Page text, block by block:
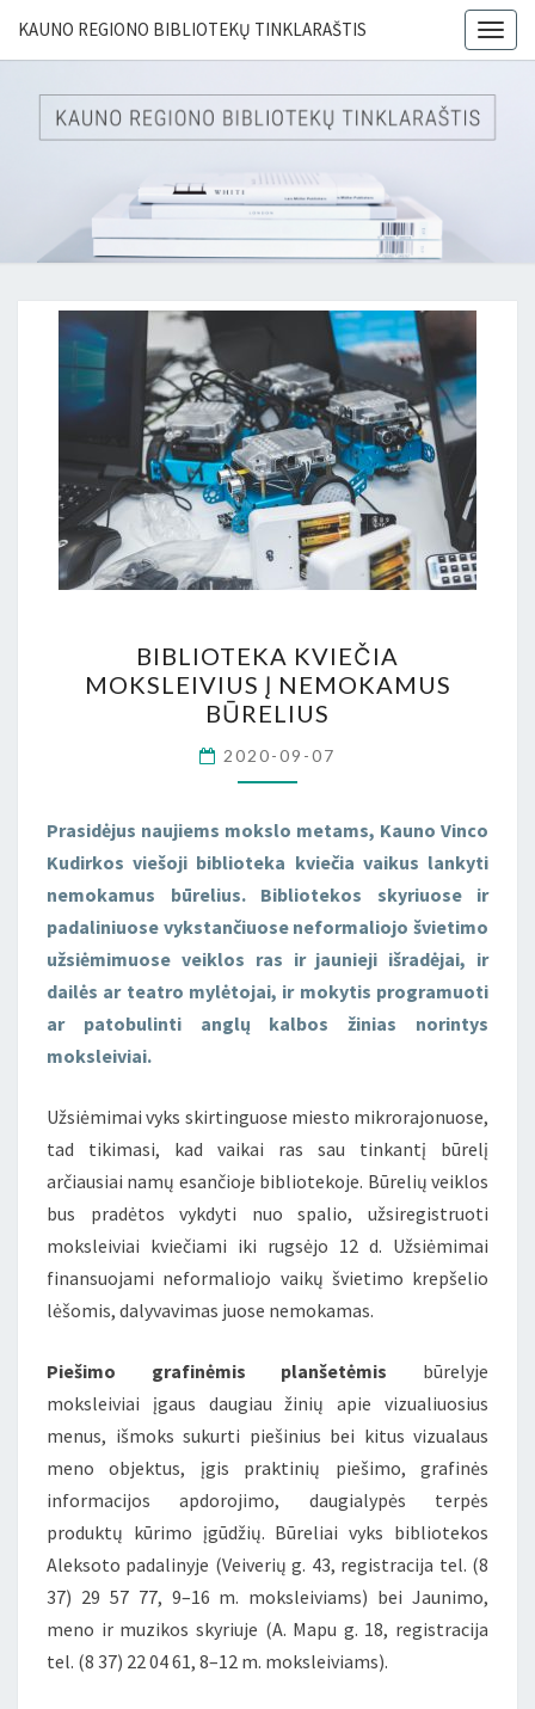
KAUNO REGIONO BIBLIOTEKŲ TINKLARAŠTIS
KVIEČIA
MOKSLEIVIUS
Į
NEMOKAMUS
BIBLIOTEKA KVIEČIA
MOKSLEIVIUS Į NEMOKAMUS
BŪRELIUS
2020-09-07
Prasidėjus naujiems mokslo metams, Kauno Vinco
Kudirkos viešoji biblioteka kviečia vaikus lankyti
nemokamus būrelius. Bibliotekos skyriuose ir
padaliniuose vykstančiuose neformaliojo švietimo
užsiėmimuose veiklos ras ir jaunieji išradėjai, ir
dailės ar teatro mylėtojai, ir mokytis programuoti
ar patobulinti anglų kalbos žinias norintys
moksleiviai.
Užsiėmimai vyks skirtinguose miesto mikrorajonuose,
tad tikimasi, kad vaikai ras sau tinkantį būrelį
arčiausiai namų esančioje bibliotekoje. Būrelių veiklos
bus pradėtos vykdyti nuo spalio, užsiregistruoti
moksleiviai kviečiami iki rugsėjo 12 d. Užsiėmimai
finansuojami neformaliojo vaikų švietimo krepšelio
lėšomis, dalyvavimas juose nemokamas.
Piešimo grafinėmis planšetėmis būrelyje
moksleiviai įgaus daugiau žinių apie vizualiuosius
menus, išmoks sukurti piešinius bei kitus vizualaus
meno objektus, įgis praktinių piešimo, grafinės
informacijos apdorojimo, daugialypės terpės
produktų kūrimo įgūdžių. Būreliai vyks bibliotekos
Aleksoto padalinyje (Veiverių g. 43, registracija tel. (8
37) 29 57 77, 9–16 m. moksleiviams) bei Jaunimo,
meno ir muzikos skyriuje (A. Mapu g. 18, registracija
tel. (8 37) 22 04 61, 8–12 m. moksleiviams).